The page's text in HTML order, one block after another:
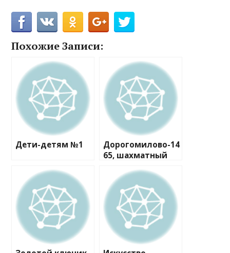
Похожие Записи:
Дети-детям №1
Дорогомилово-14
65, шахматный